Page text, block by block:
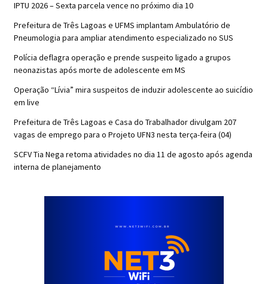
IPTU 2026 – Sexta parcela vence no próximo dia 10
Prefeitura de Três Lagoas e UFMS implantam Ambulatório de
Pneumologia para ampliar atendimento especializado no SUS
Polícia deflagra operação e prende suspeito ligado a grupos
neonazistas após morte de adolescente em MS
Operação “Lívia” mira suspeitos de induzir adolescente ao suicídio
em live
Prefeitura de Três Lagoas e Casa do Trabalhador divulgam 207
vagas de emprego para o Projeto UFN3 nesta terça-feira (04)
SCFV Tia Nega retoma atividades no dia 11 de agosto após agenda
interna de planejamento